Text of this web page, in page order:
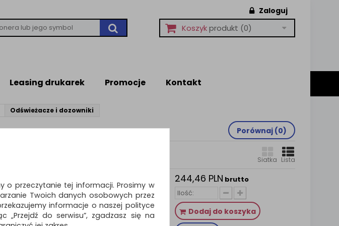
Zaloguj
Koszykprodukt (0)
Leasing drukarek Promocje Kontakt
Odświeżacze i dozowniki
Porównaj (0)
Siatka Lista
powietrza KIMBERLY-CLARK,
6994, biały
dozownik zapachów Aquarius™ Air Care
przeznaczony do dozowania wkładów
244,46 PLN brutto
Dodaj do koszyka
o przeczytanie tej informacji. Prosimy w
Twoich danych osobowych przez
informacje o naszej polityce
„Przejdź do serwisu”, zgadzasz się na